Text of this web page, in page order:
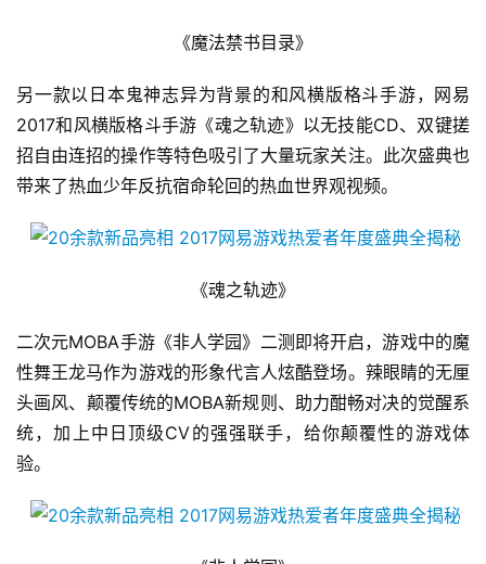
游
茶
对
会
站
中
文
《魔法禁书目录》
另一款以日本鬼神志异为背景的和风横版格斗手游，网易
2017和风横版格斗手游《魂之轨迹》以无技能CD、双键搓
招自由连招的操作等特色吸引了大量玩家关注。此次盛典也
带来了热血少年反抗宿命轮回的热血世界观视频。
《魂之轨迹》
二次元MOBA手游《非人学园》二测即将开启，游戏中的魔
性舞王龙马作为游戏的形象代言人炫酷登场。辣眼睛的无厘
头画风、颠覆传统的MOBA新规则、助力酣畅对决的觉醒系
统，加上中日顶级CV的强强联手，给你颠覆性的游戏体
验。